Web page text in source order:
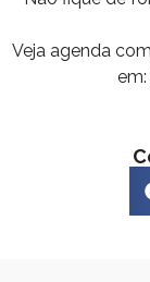
Veja agenda